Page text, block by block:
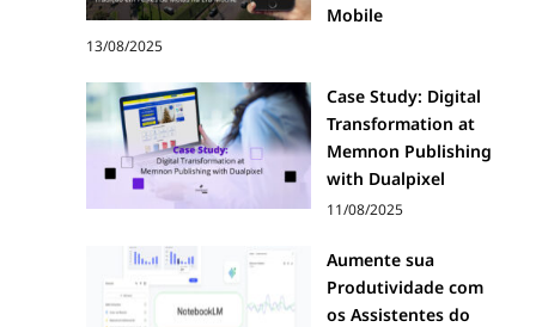
Mobile
13/08/2025
Case Study: Digital
Transformation at
Memnon Publishing
with Dualpixel
11/08/2025
Aumente sua
Produtividade com
os Assistentes do